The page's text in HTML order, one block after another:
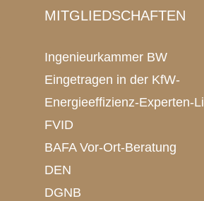
MITGLIEDSCHAFTEN
Ingenieurkammer BW
Eingetragen in der KfW-
Energieeffizienz-Experten-
FVID
BAFA Vor-Ort-Beratung
DEN
DGNB